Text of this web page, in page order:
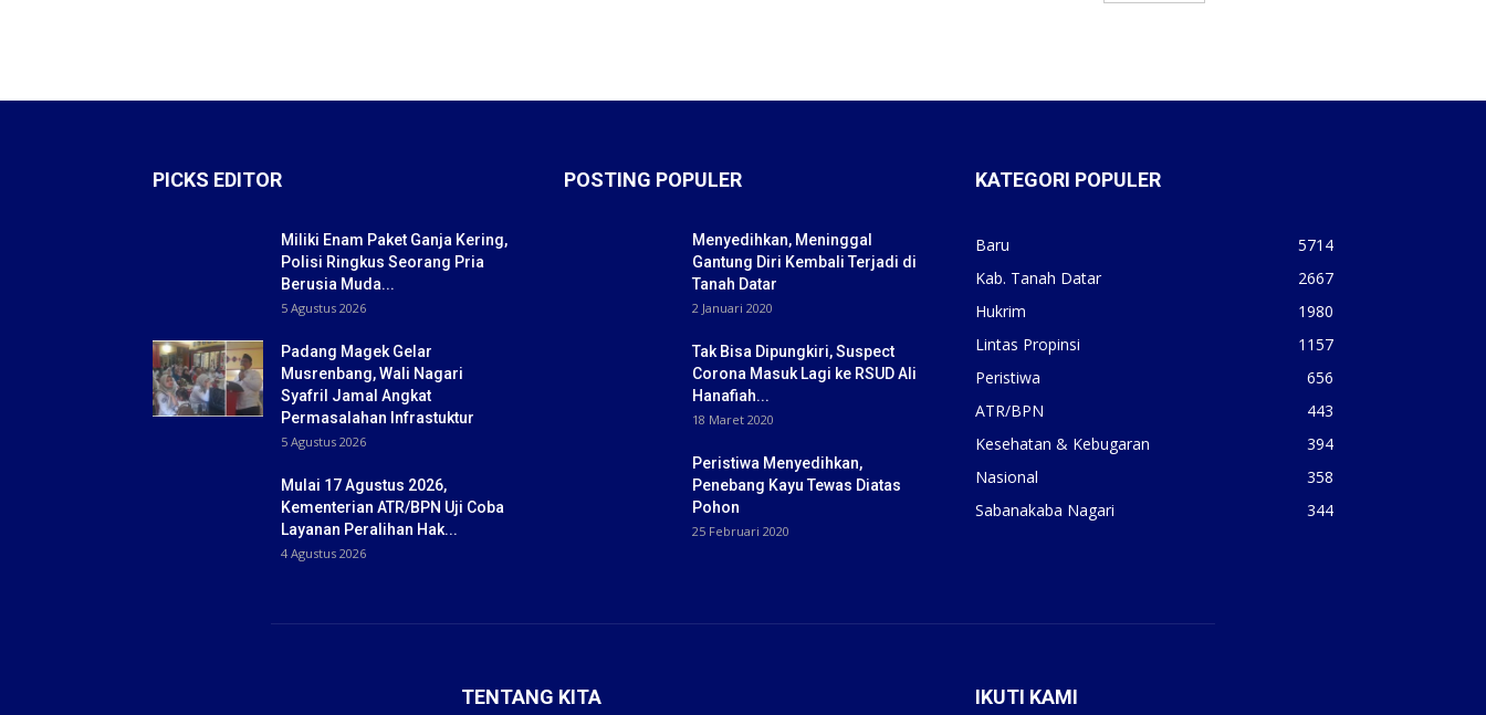
PICKS EDITOR
Miliki Enam Paket Ganja Kering,
Polisi Ringkus Seorang Pria
Berusia Muda...
5 Agustus 2026
Padang Magek Gelar
Musrenbang, Wali Nagari
Syafril Jamal Angkat
Permasalahan Infrastuktur
5 Agustus 2026
Mulai 17 Agustus 2026,
Kementerian ATR/BPN Uji Coba
Layanan Peralihan Hak...
4 Agustus 2026
POSTING POPULER
Menyedihkan, Meninggal
Gantung Diri Kembali Terjadi di
Tanah Datar
2 Januari 2020
Tak Bisa Dipungkiri, Suspect
Corona Masuk Lagi ke RSUD Ali
Hanafiah...
18 Maret 2020
Peristiwa Menyedihkan,
Penebang Kayu Tewas Diatas
Pohon
25 Februari 2020
KATEGORI POPULER
Baru
5714
Kab. Tanah Datar
2667
Hukrim
1980
Lintas Propinsi
1157
Peristiwa
656
ATR/BPN
443
Kesehatan & Kebugaran
394
Nasional
358
Sabanakaba Nagari
344
TENTANG KITA IKUTI KAMI